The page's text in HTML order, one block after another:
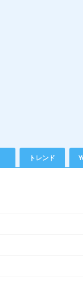
トレンド